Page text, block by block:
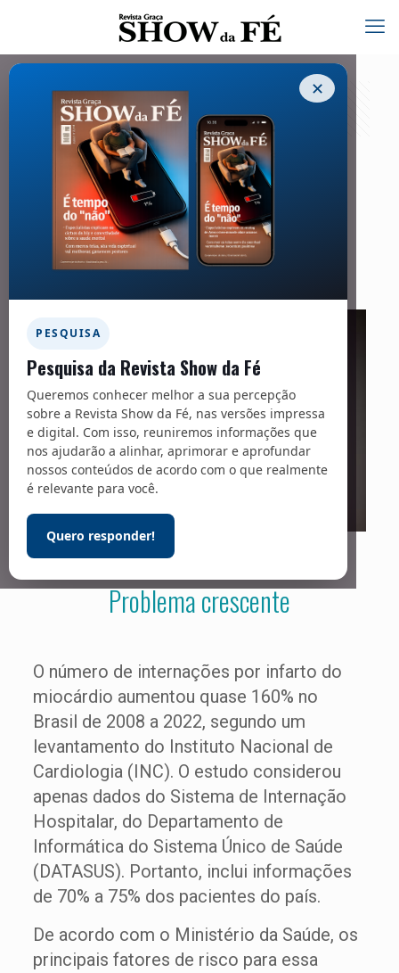
✕
PESQUISA
Pesquisa da Revista Show da Fé
Queremos conhecer melhor a sua percepção
sobre a Revista Show da Fé, nas versões impressa
e digital. Com isso, reuniremos informações que
nos ajudarão a alinhar, aprimorar e aprofundar
nossos conteúdos de acordo com o que realmente
é relevante para você.
Quero responder!
Saudáveis Advertências – 293
22/12/2023
Facebook Twitter
Messenger
Foto: Pter – Gerado com IA / Adobe Stock
Problema crescente
O número de internações por infarto do
miocárdio aumentou quase 160% no
Brasil de 2008 a 2022, segundo um
levantamento do Instituto Nacional de
Cardiologia (INC). O estudo considerou
apenas dados do Sistema de Internação
Hospitalar, do Departamento de
Informática do Sistema Único de Saúde
(DATASUS). Portanto, inclui informações
de 70% a 75% dos pacientes do país.
De acordo com o Ministério da Saúde, os
principais fatores de risco para essa